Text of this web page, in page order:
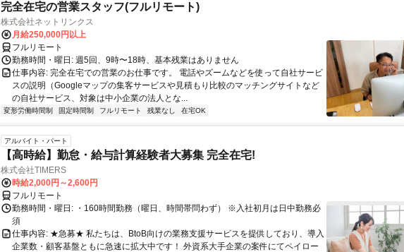
完全在宅の営業スタッフ(フルリモート)
株式会社ネットリンクス
月給250,000円以上
フルリモート
勤務時間・曜日: 週5回、9時〜18時、基本残業はありません
仕事内容: 完全在宅での営業のお仕事です。 電話やズームなどを使って自社サービ
スの説明（Googleマップの集客サービスや見積もり比較のマッチングサイトなど
の自社サービス、対象は中小企業の法人とな...
変形労働時間制 固定時間制 フルリモート 残業なし 在宅OK
アルバイト・パート
【高時給】勤怠・給与計算経験者大募集 完全在宅!
株式会社TIMERS
時給2,000円～2,600円
フルリモート
勤務時間・曜日: ・160時間勤務（曜日、時間帯問わず） ※入社初月は日中勤務必
須
仕事内容: ★急募★ 私たちは、BtoB向けの業務支援サービスを提供しており、導入
企業数・顧客基盤ともに急速に拡大中です！ 外資系大手企業の案件にてペイロー